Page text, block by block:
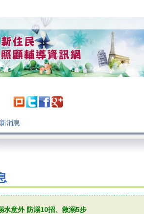
消息
水意外 防溺10招、救溺5步